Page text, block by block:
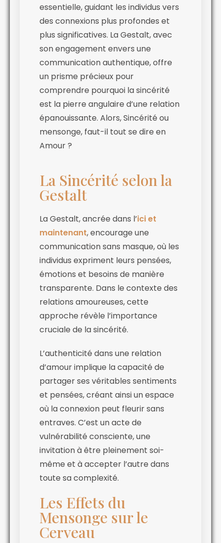
essentielle, guidant les individus vers
des connexions plus profondes et
plus significatives. La Gestalt, avec
son engagement envers une
communication authentique, offre
un prisme précieux pour
comprendre pourquoi la sincérité
est la pierre angulaire d’une relation
épanouissante. Alors, Sincérité ou
mensonge, faut-il tout se dire en
Amour ?
La Sincérité selon la
Gestalt
La Gestalt, ancrée dans l’ici et
maintenant, encourage une
communication sans masque, où les
individus expriment leurs pensées,
émotions et besoins de manière
transparente. Dans le contexte des
relations amoureuses, cette
approche révèle l’importance
cruciale de la sincérité.
L’authenticité dans une relation
d’amour implique la capacité de
partager ses véritables sentiments
et pensées, créant ainsi un espace
où la connexion peut fleurir sans
entraves. C’est un acte de
vulnérabilité consciente, une
invitation à être pleinement soi-
même et à accepter l’autre dans
toute sa complexité.
Les Effets du
Mensonge sur le
Cerveau